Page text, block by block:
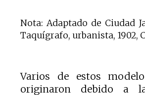
Nota: Adaptado de Ciudad
Taquígrafo, urbanista, 1902,
Varios de estos
originaron debido a